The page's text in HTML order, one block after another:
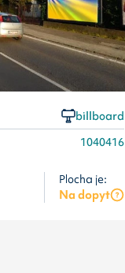
billboard
1040416
Plocha je:
Na dopyt